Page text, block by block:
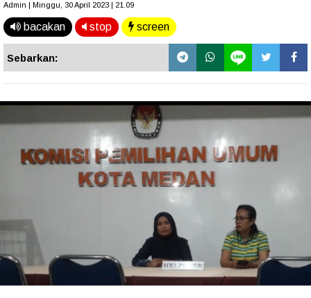
Admin | Minggu, 30 April 2023 | 21.09
bacakan stop screen
Sebarkan: